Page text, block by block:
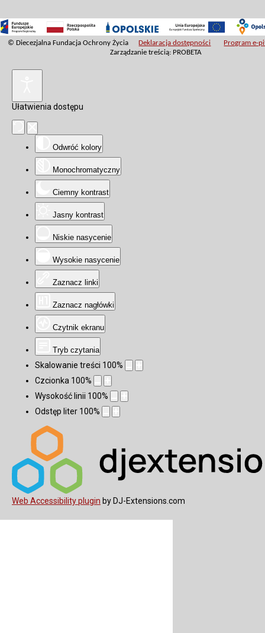
© Diecezjalna Fundacja Ochrony Życia Deklaracja dostępności
Program e-
Zarządzanie treścią: PROBETA
Ułatwienia dostępu
Odwróć kolory
Monochromatyczny
Ciemny kontrast
Jasny kontrast
Niskie nasycenie
Wysokie nasycenie
Zaznacz linki
Zaznacz nagłówki
Czytnik ekranu
Tryb czytania
Skalowanie treści 100%
Czcionka 100%
Wysokość linii 100%
Odstęp liter 100%
Web Accessibility plugin by DJ-Extensions.com